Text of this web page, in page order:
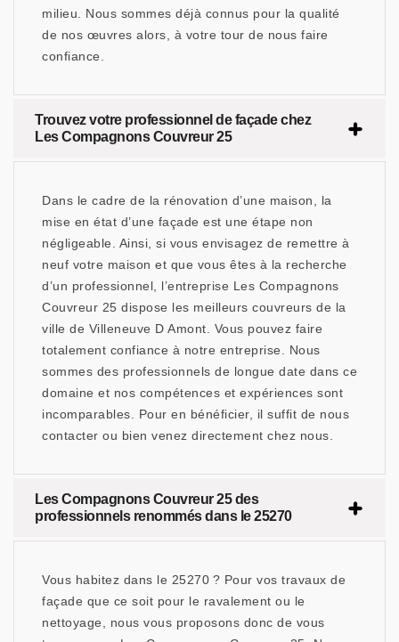
milieu. Nous sommes déjà connus pour la qualité
de nos œuvres alors, à votre tour de nous faire
confiance.
Trouvez votre professionnel de façade chez
Les Compagnons Couvreur 25
Dans le cadre de la rénovation d’une maison, la
mise en état d’une façade est une étape non
négligeable. Ainsi, si vous envisagez de remettre à
neuf votre maison et que vous êtes à la recherche
d’un professionnel, l’entreprise Les Compagnons
Couvreur 25 dispose les meilleurs couvreurs de la
ville de Villeneuve D Amont. Vous pouvez faire
totalement confiance à notre entreprise. Nous
sommes des professionnels de longue date dans ce
domaine et nos compétences et expériences sont
incomparables. Pour en bénéficier, il suffit de nous
contacter ou bien venez directement chez nous.
Les Compagnons Couvreur 25 des
professionnels renommés dans le 25270
Vous habitez dans le 25270 ? Pour vos travaux de
façade que ce soit pour le ravalement ou le
nettoyage, nous vous proposons donc de vous